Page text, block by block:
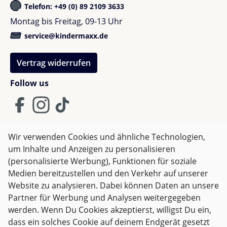
Verkehrsregeln kennen und kann eigene
Rennszenarien erfinden.
Rennspaß und Lernen in einem
Das Bauen mit diesem Autobahn-Bausatz macht nicht
nur Spaß, sondern trainiert viele wichtige Fähigkeiten:
Kreativität:
Feinmotorik:die präzise Platzierung der
Magnetbauteile fördert Geschicklichkeit.
Räumliches Verständnis:Kinder lernen, in
Ebenen zu denken und stabile Strukturen
aufzubauen.
Problemlösung: wenn eine Strecke nicht
funktioniert, finden sie kreative Lösungen.
Follow us
Telefon: +49 (0) 89 2109 3633
Montag bis Freitag, 09-13 Uhr
service@kindermaxx.de
Vertrag widerrufen
AGB Impressum
Datenschutz
Widerrufsrecht
Alle Preise inkl. gesetzl. Mehrwertsteuer zzgl.Versandkosten
und ggf. Nachnahmegebühren, wenn nicht anders
Wir verwenden Cookies und ähnliche Technologien,
um Inhalte und Anzeigen zu personalisieren
(personalisierte Werbung), Funktionen für soziale
Medien bereitzustellen und den Verkehr auf unserer
Website zu analysieren. Dabei können Daten an unsere
Partner für Werbung und Analysen weitergegeben
werden. Wenn Du Cookies akzeptierst, willigst Du ein,
dass ein solches Cookie auf deinem Endgerät gesetzt